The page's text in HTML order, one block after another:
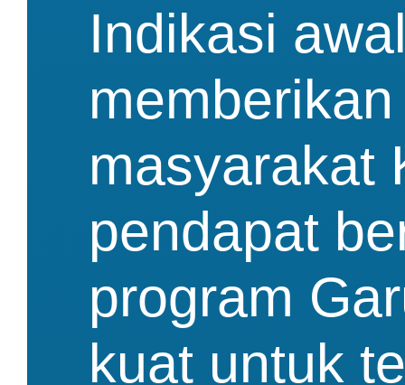
Indikasi
masyarakat
pendapat
program
kuat untuk